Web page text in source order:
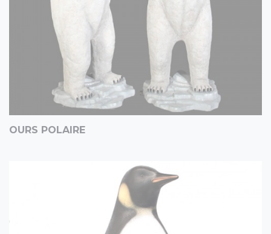
OURS POLAIRE